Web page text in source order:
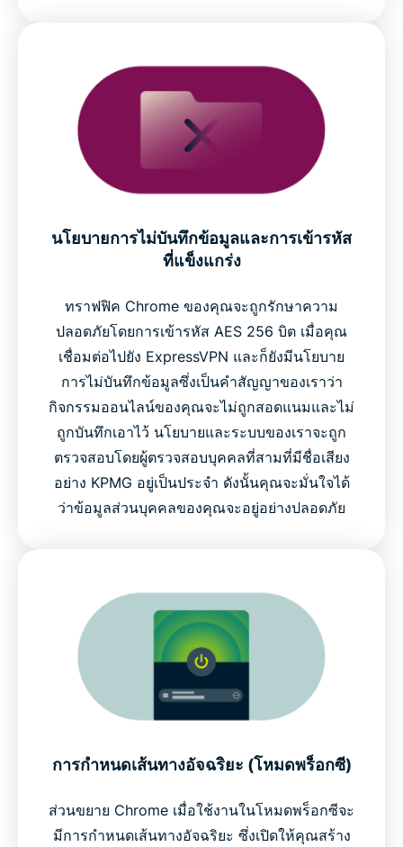
นโยบายการไม่บันทึกข้อมูลและการเข้ารหัส
ที่แข็งแกร่ง
ทราฟฟิค Chrome ของคุณจะถูกรักษาความ
ปลอดภัยโดยการเข้ารหัส AES 256 บิต เมื่อคุณ
เชื่อมต่อไปยัง ExpressVPN และก็ยังมีนโยบาย
การไม่บันทึกข้อมูลซึ่งเป็นคำสัญญาของเราว่า
กิจกรรมออนไลน์ของคุณจะไม่ถูกสอดแนมและไม่
ถูกบันทึกเอาไว้ นโยบายและระบบของเราจะถูก
ตรวจสอบโดยผู้ตรวจสอบบุคคลที่สามที่มีชื่อเสียง
อย่าง KPMG อยู่เป็นประจำ ดังนั้นคุณจะมั่นใจได้
ว่าข้อมูลส่วนบุคคลของคุณจะอยู่อย่างปลอดภัย
การกำหนดเส้นทางอัจฉริยะ (โหมดพร็อกซี)
ส่วนขยาย Chrome เมื่อใช้งานในโหมดพร็อกซีจะ
มีการกำหนดเส้นทางอัจฉริยะ ซึ่งเปิดให้คุณสร้าง